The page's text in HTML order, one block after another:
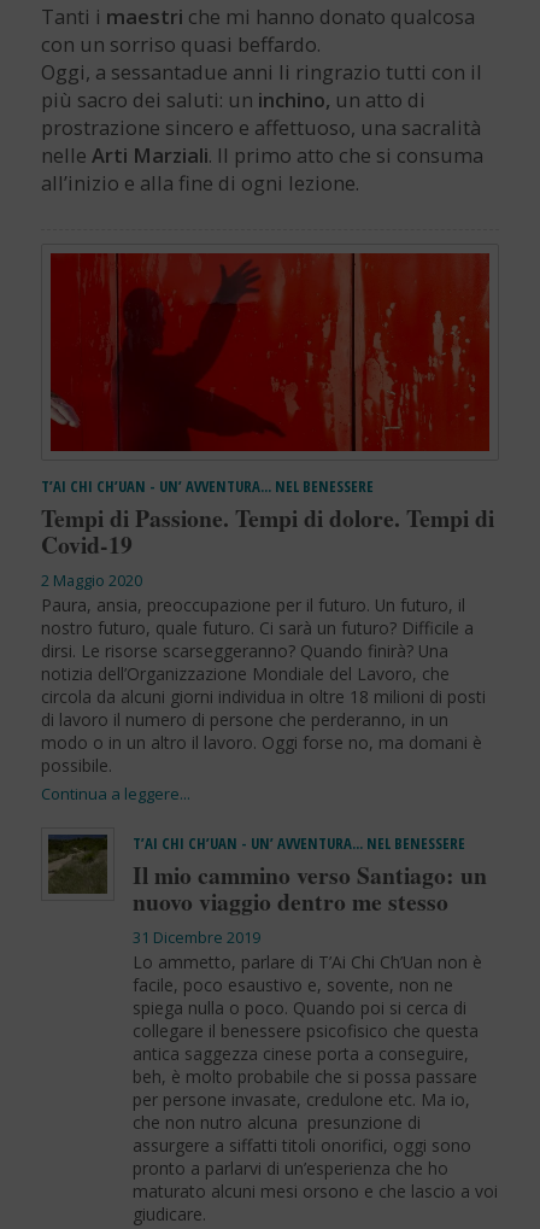
Tanti i maestri che mi hanno donato qualcosa
con un sorriso quasi beffardo.
Oggi, a sessantadue anni li ringrazio tutti con il
più sacro dei saluti: un inchino, un atto di
prostrazione sincero e affettuoso, una sacralità
nelle Arti Marziali. Il primo atto che si consuma
all’inizio e alla fine di ogni lezione.
T’AI CHI CH’UAN - UN’ AVVENTURA… NEL BENESSERE
Tempi di Passione. Tempi di dolore. Tempi di
Covid-19
2 Maggio 2020
Paura, ansia, preoccupazione per il futuro. Un futuro, il
nostro futuro, quale futuro. Ci sarà un futuro? Difficile a
dirsi. Le risorse scarseggeranno? Quando finirà? Una
notizia dell’Organizzazione Mondiale del Lavoro, che
circola da alcuni giorni individua in oltre 18 milioni di posti
di lavoro il numero di persone che perderanno, in un
modo o in un altro il lavoro. Oggi forse no, ma domani è
possibile.
T’AI CHI CH’UAN - UN’ AVVENTURA… NEL BENESSERE
Il mio cammino verso Santiago: un
nuovo viaggio dentro me stesso
31 Dicembre 2019
Lo ammetto, parlare di T’Ai Chi Ch’Uan non è
facile, poco esaustivo e, sovente, non ne
spiega nulla o poco. Quando poi si cerca di
collegare il benessere psicofisico che questa
antica saggezza cinese porta a conseguire,
beh, è molto probabile che si possa passare
per persone invasate, credulone etc. Ma io,
che non nutro alcuna presunzione di
assurgere a siffatti titoli onorifici, oggi sono
pronto a parlarvi di un’esperienza che ho
maturato alcuni mesi orsono e che lascio a voi
giudicare.